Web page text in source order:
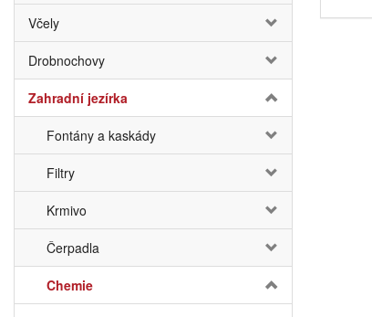
Včely
Drobnochovy
Zahradní jezírka
Fontány a kaskády
Filtry
Krmivo
Čerpadla
Chemie